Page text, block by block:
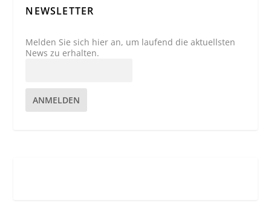
NEWSLETTER
Melden Sie sich hier an, um laufend die aktuellsten
News zu erhalten.
ANMELDEN